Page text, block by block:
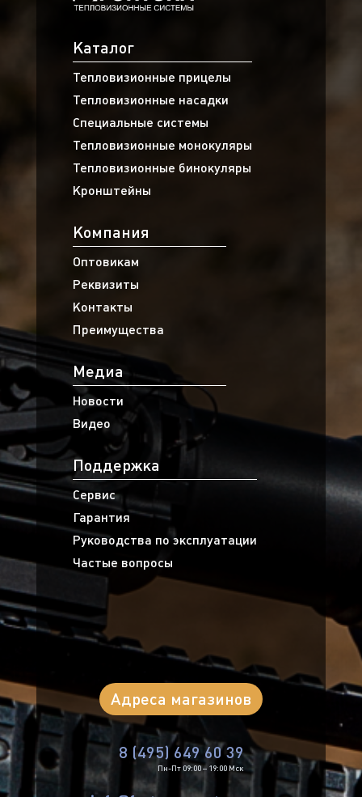
Каталог
Тепловизионные прицелы
Тепловизионные насадки
Специальные системы
Тепловизионные монокуляры
Тепловизионные бинокуляры
Кронштейны
Компания
Оптовикам
Реквизиты
Контакты
Преимущества
Медиа
Новости
Видео
Поддержка
Сервис
Гарантия
Руководства по эксплуатации
Частые вопросы
Адреса магазинов
8 (495) 649 60 39
Пн-Пт 09:00 – 19:00 Мск